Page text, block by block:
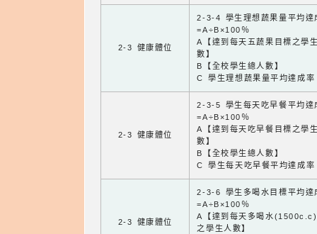
2-3 健康體位
2-3-4 學生理想蔬果量平均達
=A÷B×100％
A【達到每天五蔬果目標之學
數】
B【全校學生總人數】
C 學生理想蔬果量平均達成率
2-3 健康體位
2-3-5 學生每天吃早餐平均達
=A÷B×100％
A【達到每天吃早餐目標之學
數】
B【全校學生總人數】
C 學生每天吃早餐平均達成率
2-3 健康體位
2-3-6 學生多喝水目標平均達
=A÷B×100％
A【達到每天多喝水
之學生人數】